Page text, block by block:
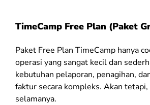
TimeCamp Free Plan (Paket
Paket Free Plan TimeCamp hanya
operasi yang sangat kecil dan
kebutuhan pelaporan, penagihan,
faktur secara kompleks. Akan
selamanya.